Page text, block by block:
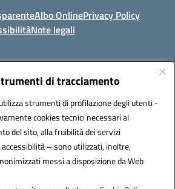
di tracciamento
strumenti di profilazione degli utenti -
cookies tecnici necessari al
del sito, alla fruibilità dei servizi
– sono utilizzati, inoltre,
messi a disposizione da Web
Albo OnlinePrivacy Policy
Note legali
– Cap. 89861 – Tropea (VV)
(PEC):vvic82200d@pec.istruzione.it
Amministrazioni (IPA): istsc_vvic82200d
(CUF): UFUKAE